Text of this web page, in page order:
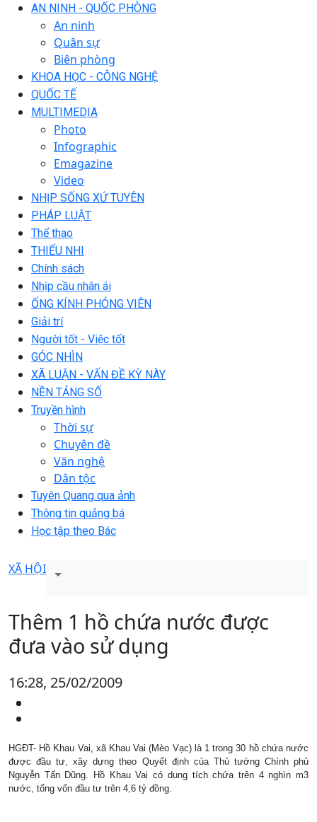
AN NINH - QUỐC PHÒNG
An ninh
Quân sự
Biên phòng
KHOA HỌC - CÔNG NGHỆ
QUỐC TẾ
MULTIMEDIA
Photo
Infographic
Emagazine
Video
NHỊP SỐNG XỨ TUYÊN
PHÁP LUẬT
Thể thao
THIẾU NHI
Chính sách
Nhịp cầu nhân ái
ỐNG KÍNH PHÓNG VIÊN
Giải trí
Người tốt - Việc tốt
GÓC NHÌN
XÃ LUẬN - VẤN ĐỀ KỲ NÀY
NỀN TẢNG SỐ
Truyền hình
Thời sự
Chuyên đề
Văn nghệ
Dân tộc
Tuyên Quang qua ảnh
Thông tin quảng bá
Học tập theo Bác
XÃ HỘI
Thêm 1 hồ chứa nước được
đưa vào sử dụng
16:28, 25/02/2009
HGĐT- Hồ Khau Vai, xã Khau Vai (Mèo Vạc) là 1 trong 30 hồ chứa nước
được đầu tư, xây dựng theo Quyết định của Thủ tướng Chính phủ
Nguyễn Tấn Dũng. Hồ Khau Vai có dung tích chứa trên 4 nghìn m3
nước, tổng vốn đầu tư trên 4,6 tỷ đồng.